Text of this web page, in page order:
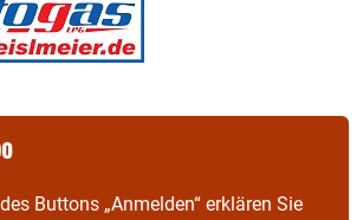
Buttons „Anmelden“ erklären Sie